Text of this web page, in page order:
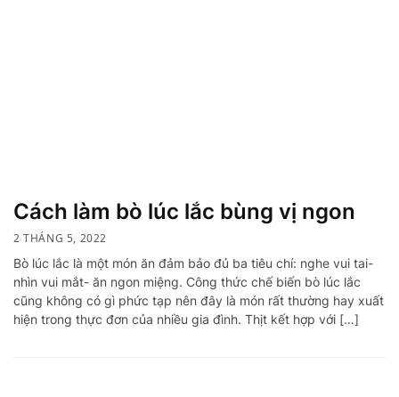
Cách làm bò lúc lắc bùng vị ngon
2 THÁNG 5, 2022
Bò lúc lắc là một món ăn đảm bảo đủ ba tiêu chí: nghe vui tai-
nhìn vui mắt- ăn ngon miệng. Công thức chế biến bò lúc lắc
cũng không có gì phức tạp nên đây là món rất thường hay xuất
hiện trong thực đơn của nhiều gia đình. Thịt kết hợp với […]